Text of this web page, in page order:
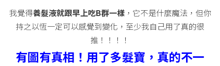
我覺得養髮液就跟早上吃B群一樣，它不是什麼魔法，但你
持之以恆一定可以感覺到變化，至少我自己用了真的很
推！！！！
有圖有真相！用了多髮寶，真的不一